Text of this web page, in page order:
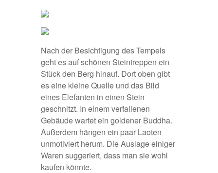
Nach der Besichtigung des Tempels
geht es auf schönen Steintreppen ein
Stück den Berg hinauf. Dort oben gibt
es eine kleine Quelle und das Bild
eines Elefanten in einen Stein
geschnitzt. In einem verfallenen
Gebäude wartet ein goldener Buddha.
Außerdem hängen ein paar Laoten
unmotiviert herum. Die Auslage einiger
Waren suggeriert, dass man sie wohl
kaufen könnte.